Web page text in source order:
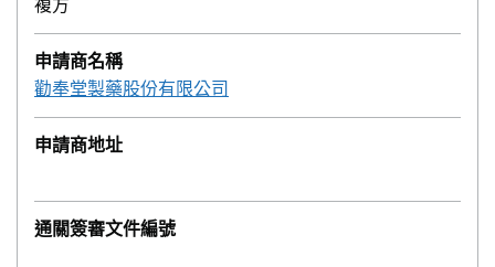
複方
申請商名稱
勸奉堂製藥股份有限公司
申請商地址
通關簽審文件編號